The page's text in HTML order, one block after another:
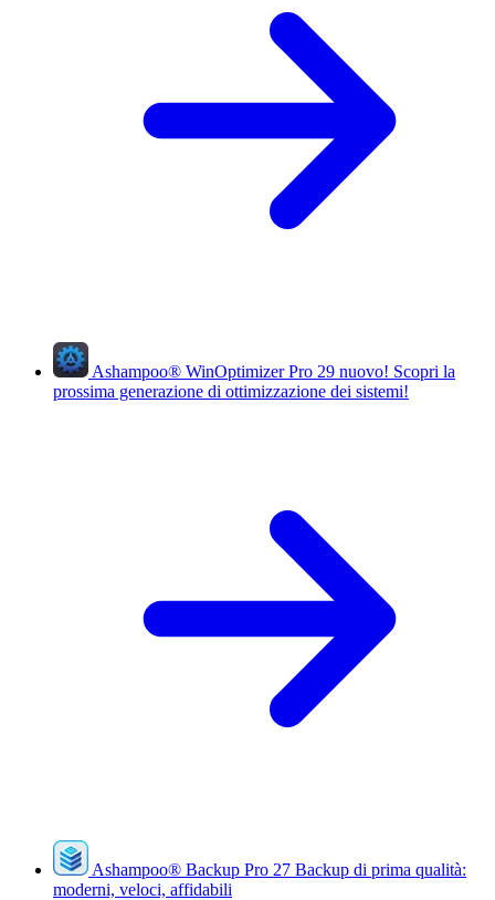
Ashampoo® WinOptimizer Pro 29 nuovo! Scopri la
prossima generazione di ottimizzazione dei sistemi!
Ashampoo® Backup Pro 27 Backup di prima qualità:
moderni, veloci, affidabili